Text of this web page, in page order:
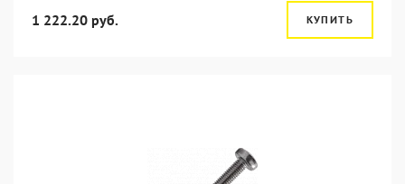
1 222.20 руб. КУПИТЬ